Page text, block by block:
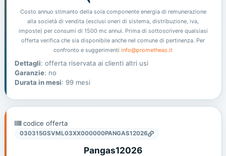
Costo annuo stimanto della sola componente energia di remunerazione
alla società di vendita (esclusi oneri di sistema, distribuzione, iva,
imposte) per consumi di 1500 mc annui. Prima di sottoscrivere qualsiasi
offerta verifica che sia disponibile anche nel comune di pertinenza. Per
confronto e suggerimenti info@prometheas.it
Dettagli: offerta riservata ai clienti altri usi
Garanzie: no
Durata in mesi: 99 mesi
codice offerta
030315GSVML03XX000000PANGAS12026
Pangas12026